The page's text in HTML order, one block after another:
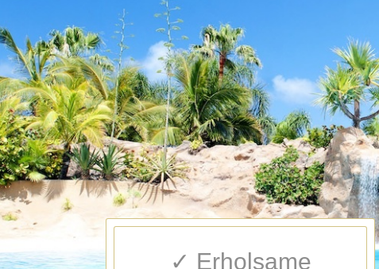
✓ Erholsame